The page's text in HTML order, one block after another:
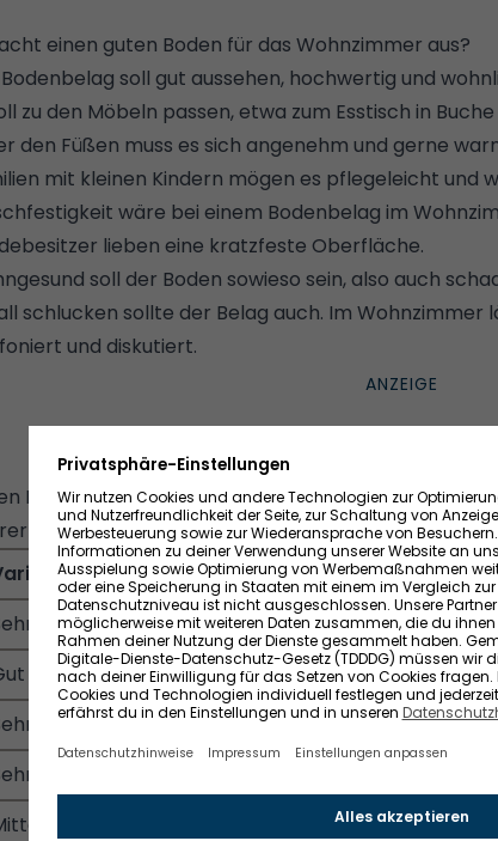
einen guten Boden für das Wohnzimmer aus?
soll gut aussehen, hochwertig und
zu den Möbeln passen, etwa zum Esstisch in
den Füßen muss es sich angenehm und gerne
mit kleinen Kindern mögen es pflegeleicht und
wäre bei einem Bodenbelag im
lieben eine kratzfeste Oberfläche.
soll der Boden sowieso sein, also auch
schlucken sollte der Belag auch. Im Wohnzimmer
und diskutiert.
Blick: Was kann ein Bodenbelag im Wohnzimmer
Tabelle seht ihr auf einen Blick, was die
Reinigung Fußfreundlichkeit
gut Sehr gut Mittel 20-
Gut Mittel 50
gut Gut Sehr gut 30
gut
15